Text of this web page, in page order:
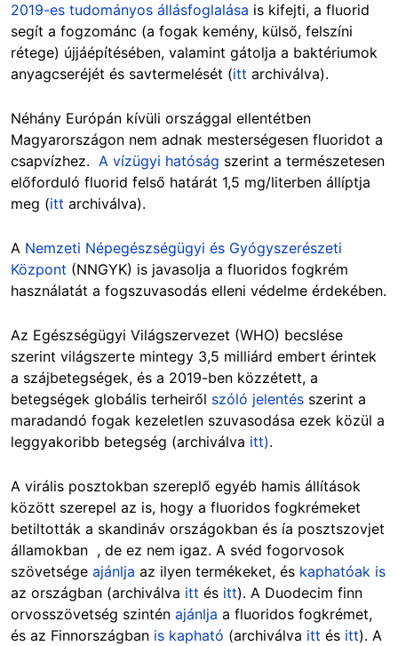
2019-es tudományos állásfoglalása is kifejti, a fluorid
segít a fogzománc (a fogak kemény, külső, felszíni
rétege) újjáépítésében, valamint gátolja a baktériumok
anyagcseréjét és savtermelését (itt archiválva).
Néhány Európán kívüli országgal ellentétben
Magyarországon nem adnak mesterségesen fluoridot a
csapvízhez. A vízügyi hatóság szerint a természetesen
előforduló fluorid felső határát 1,5 mg/literben állíptja
meg (itt archiválva).
A Nemzeti Népegészségügyi és Gyógyszerészeti
Központ (NNGYK) is javasolja a fluoridos fogkrém
használatát a fogszuvasodás elleni védelme érdekében.
Az Egészségügyi Világszervezet (WHO) becslése
szerint világszerte mintegy 3,5 milliárd embert érintek
a szájbetegségek, és a 2019-ben közzétett, a
betegségek globális terheiről szóló jelentés szerint a
maradandó fogak kezeletlen szuvasodása ezek közül a
leggyakoribb betegség (archiválva itt).
A virális posztokban szereplő egyéb hamis állítások
között szerepel az is, hogy a fluoridos fogkrémeket
betiltották a skandináv országokban és ía posztszovjet
államokban , de ez nem igaz. A svéd fogorvosok
szövetsége ajánlja az ilyen termékeket, és kaphatóak is
az országban (archiválva itt és itt). A Duodecim finn
orvosszövetség szintén ajánlja a fluoridos fogkrémet,
és az Finnországban is kapható (archiválva itt és itt). A